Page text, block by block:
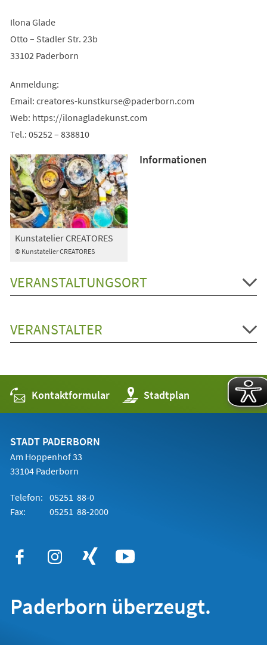
Ilona Glade
Otto – Stadler Str. 23b
33102 Paderborn
Anmeldung:
Email: creatores-kunstkurse paderborn com
Web: https://ilonagladekunst.com
Tel.: 05252 – 838810
© Kunstatelier CREATORES
Kunstatelier CREATORES
Informationen
VERANSTALTUNGSORT
VERANSTALTER
Kontaktformular Stadtplan
(Öffnet
in
einem
STADT PADERBORN
Am Hoppenhof 33
33104 Paderborn
Telefon: 05251 88-0
Fax:
05251 88-2000
Paderborn überzeugt.